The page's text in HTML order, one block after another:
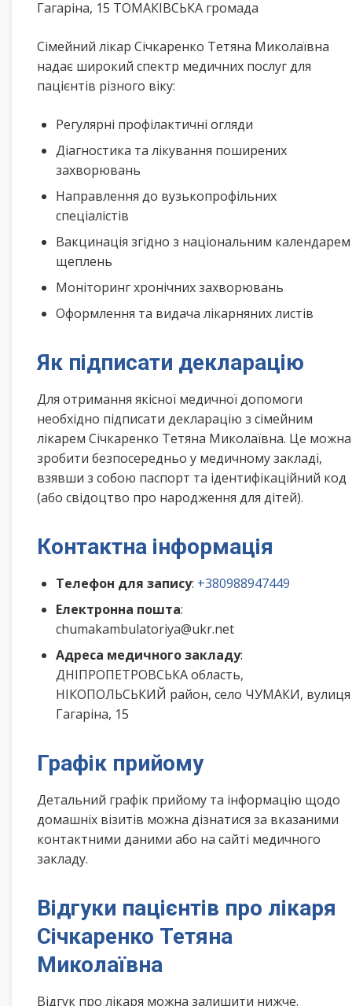
Гагаріна, 15 ТОМАКІВСЬКА громада
Сімейний лікар Січкаренко Тетяна Миколаївна
надає широкий спектр медичних послуг для
пацієнтів різного віку:
Регулярні профілактичні огляди
Діагностика та лікування поширених
захворювань
Направлення до вузькопрофільних
спеціалістів
Вакцинація згідно з національним календарем
щеплень
Моніторинг хронічних захворювань
Оформлення та видача лікарняних листів
Як підписати декларацію
Для отримання якісної медичної допомоги
необхідно підписати декларацію з сімейним
лікарем Січкаренко Тетяна Миколаївна. Це можна
зробити безпосередньо у медичному закладі,
взявши з собою паспорт та ідентифікаційний код
(або свідоцтво про народження для дітей).
Контактна інформація
Телефон для запису: +380988947449
Електронна пошта:
chumakambulatoriya@ukr.net
Адреса медичного закладу:
ДНІПРОПЕТРОВСЬКА область,
НІКОПОЛЬСЬКИЙ район, село ЧУМАКИ, вулиця
Гагаріна, 15
Графік прийому
Детальний графік прийому та інформацію щодо
домашніх візитів можна дізнатися за вказаними
контактними даними або на сайті медичного
закладу.
Відгуки пацієнтів про лікаря
Січкаренко Тетяна
Миколаївна
Відгук про лікаря можна залишити нижче.